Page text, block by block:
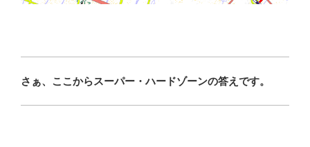
さぁ、ここからスーパー・ハードゾーンの答えです。